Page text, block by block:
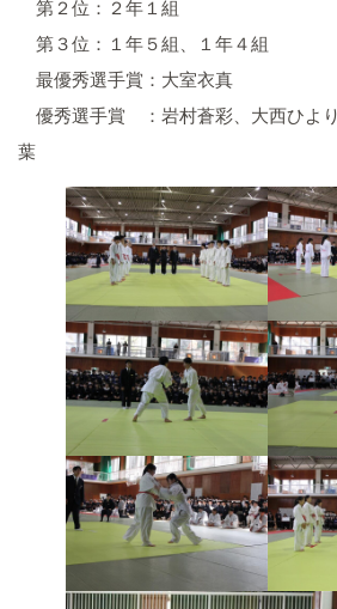
第２位：２年１組
第３位：１年５組、１年４組
最優秀選手賞：大室衣真
優秀選手賞 ：岩村蒼彩、大西ひよ
葉